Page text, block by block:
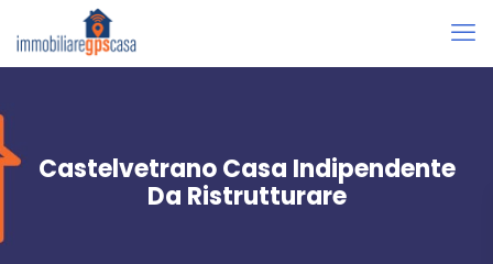
Castelvetrano Casa Indipendente
Da Ristrutturare